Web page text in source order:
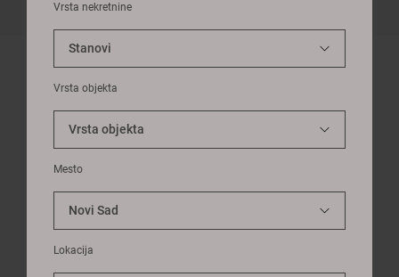
Vrsta nekretnine
Vrsta objekta
Mesto
Lokacija